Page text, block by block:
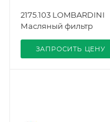
2175.103 LOMBARDINI
Масляный фильтр
ЗАПРОСИТЬ ЦЕНУ